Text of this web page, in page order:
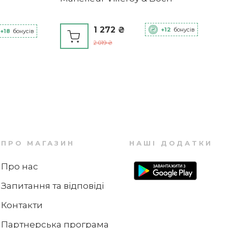
3 24 4
Підставка-тарілка для яєць 31 х 12 см
+18 бонусів 1 272 ₴
2 019 ₴
+12 бонусів
ПРО МАГАЗИН
Про нас
Запитання та відповіді
Контакти
Партнерська програма
НАШІ ДОДАТКИ